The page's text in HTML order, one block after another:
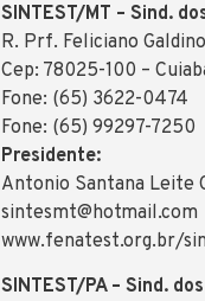
SINTEST/MT – Sind.
R. Prf. Feliciano
Cep: 78025-100 –
Fone: (65) 3622-0474
Fone: (65) 99297-7250
Presidente:
Antonio Santana Leite
sintesmt@hotmail.com
www.fenatest.org.br/
SINTEST/PA – Sind.